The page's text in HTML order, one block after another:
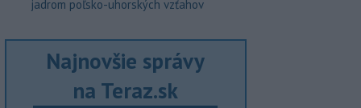
jadrom poľsko-uhorských vzťahov
Najnovšie správy
na Teraz.sk